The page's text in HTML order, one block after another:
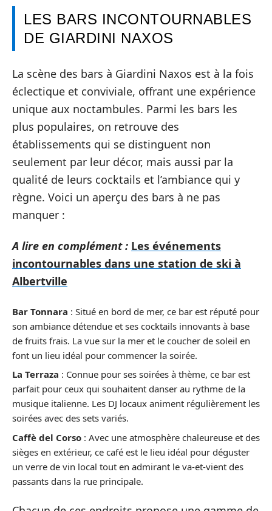
LES BARS INCONTOURNABLES
DE GIARDINI NAXOS
La scène des bars à Giardini Naxos est à la fois
éclectique et conviviale, offrant une expérience
unique aux noctambules. Parmi les bars les
plus populaires, on retrouve des
établissements qui se distinguent non
seulement par leur décor, mais aussi par la
qualité de leurs cocktails et l’ambiance qui y
règne. Voici un aperçu des bars à ne pas
manquer :
A lire en complément : Les événements
incontournables dans une station de ski à
Albertville
Bar Tonnara : Situé en bord de mer, ce bar est réputé pour
son ambiance détendue et ses cocktails innovants à base
de fruits frais. La vue sur la mer et le coucher de soleil en
font un lieu idéal pour commencer la soirée.
La Terraza : Connue pour ses soirées à thème, ce bar est
parfait pour ceux qui souhaitent danser au rythme de la
musique italienne. Les DJ locaux animent régulièrement les
soirées avec des sets variés.
Caffè del Corso : Avec une atmosphère chaleureuse et des
sièges en extérieur, ce café est le lieu idéal pour déguster
un verre de vin local tout en admirant le va-et-vient des
passants dans la rue principale.